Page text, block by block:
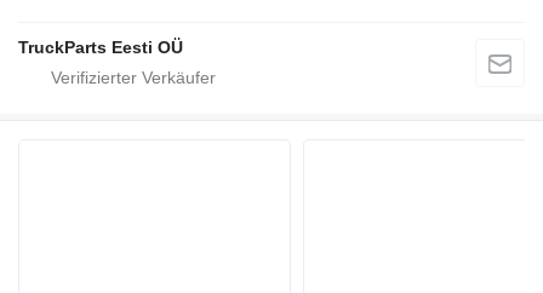
TruckParts Eesti OÜ